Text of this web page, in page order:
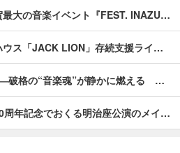
大の音楽イベント『FEST. INAZU…
ウス「JACK LION」存続支援ライ…
破格の“音楽魂”が静かに燃える …
周年記念でおくる明治座公演のメイ…